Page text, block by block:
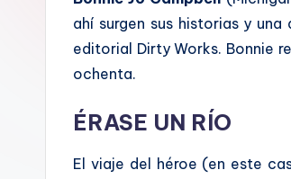
ahí surgen sus historias y una
editorial Dirty Works. Bonnie
ochenta.
ÉRASE UN RÍO
El viaje del héroe (en este